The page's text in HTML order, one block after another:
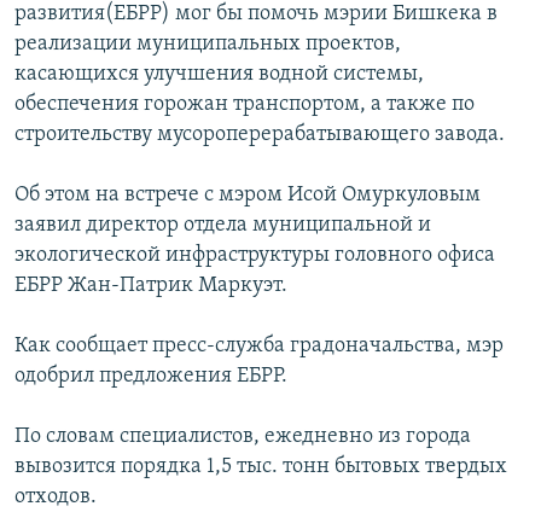
поиску
ТОҶИКӢ
TÜRKMENÇE
Все сайты РСЕ/РС
развития(ЕБРР) мог бы помочь мэрии Бишкека в
реализации муниципальных проектов,
касающихся улучшения водной системы,
обеспечения горожан транспортом, а также по
строительству мусороперерабатывающего завода.
Об этом на встрече с мэром Исой Омуркуловым
заявил директор отдела муниципальной и
экологической инфраструктуры головного офиса
ЕБРР Жан-Патрик Маркуэт.
Как сообщает пресс-служба градоначальства, мэр
одобрил предложения ЕБРР.
По словам специалистов, ежедневно из города
вывозится порядка 1,5 тыс. тонн бытовых твердых
отходов.